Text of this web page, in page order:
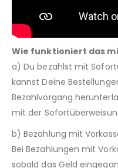
Wie funktioniert das
a) Du bezahlst mit
kannst Deine
Bezahlvorgang
mit der
b) Bezahlung mit
Bei Bezahlungen mit
sobald das Geld